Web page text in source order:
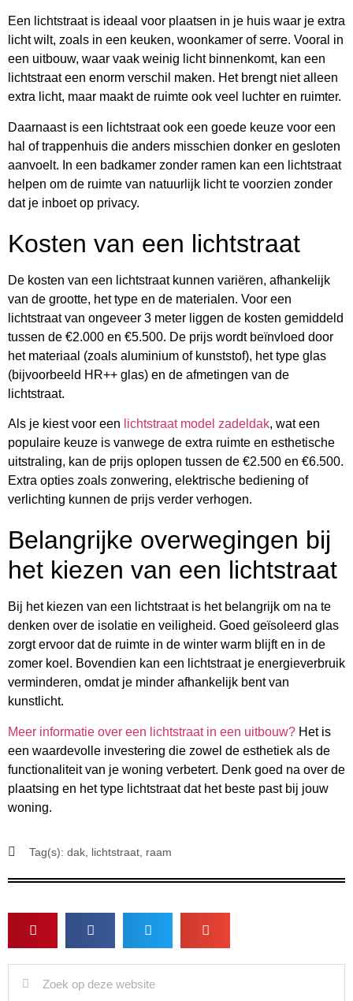
Een lichtstraat is ideaal voor plaatsen in je huis waar je extra
licht wilt, zoals in een keuken, woonkamer of serre. Vooral in
een uitbouw, waar vaak weinig licht binnenkomt, kan een
lichtstraat een enorm verschil maken. Het brengt niet alleen
extra licht, maar maakt de ruimte ook veel luchter en ruimter.
Daarnaast is een lichtstraat ook een goede keuze voor een
hal of trappenhuis die anders misschien donker en gesloten
aanvoelt. In een badkamer zonder ramen kan een lichtstraat
helpen om de ruimte van natuurlijk licht te voorzien zonder
dat je inboet op privacy.
Kosten van een lichtstraat
De kosten van een lichtstraat kunnen variëren, afhankelijk
van de grootte, het type en de materialen. Voor een
lichtstraat van ongeveer 3 meter liggen de kosten gemiddeld
tussen de €2.000 en €5.500. De prijs wordt beïnvloed door
het materiaal (zoals aluminium of kunststof), het type glas
(bijvoorbeeld HR++ glas) en de afmetingen van de
lichtstraat.
Als je kiest voor een lichtstraat model zadeldak, wat een
populaire keuze is vanwege de extra ruimte en esthetische
uitstraling, kan de prijs oplopen tussen de €2.500 en €6.500.
Extra opties zoals zonwering, elektrische bediening of
verlichting kunnen de prijs verder verhogen.
Belangrijke overwegingen bij
het kiezen van een lichtstraat
Bij het kiezen van een lichtstraat is het belangrijk om na te
denken over de isolatie en veiligheid. Goed geïsoleerd glas
zorgt ervoor dat de ruimte in de winter warm blijft en in de
zomer koel. Bovendien kan een lichtstraat je energieverbruik
verminderen, omdat je minder afhankelijk bent van
kunstlicht.
Meer informatie over een lichtstraat in een uitbouw? Het is
een waardevolle investering die zowel de esthetiek als de
functionaliteit van je woning verbetert. Denk goed na over de
plaatsing en het type lichtstraat dat het beste past bij jouw
woning.
Tag(s): dak lichtstraat raam